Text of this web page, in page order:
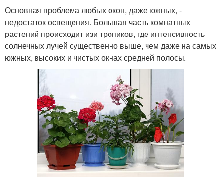
Основная проблема любых окон, даже южных, -
недостаток освещения. Большая часть комнатных
растений происходит изи тропиков, где интенсивность
солнечных лучей существенно выше, чем даже на самых
южных, высоких и чистых окнах средней полосы.